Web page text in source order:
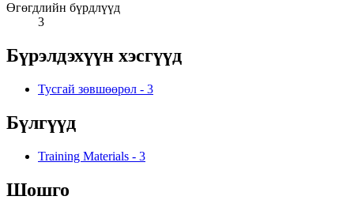
Өгөгдлийн бүрдлүүд
3
Бүрэлдэхүүн хэсгүүд
Тусгай зөвшөөрөл - 3
Бүлгүүд
Training Materials - 3
Шошго